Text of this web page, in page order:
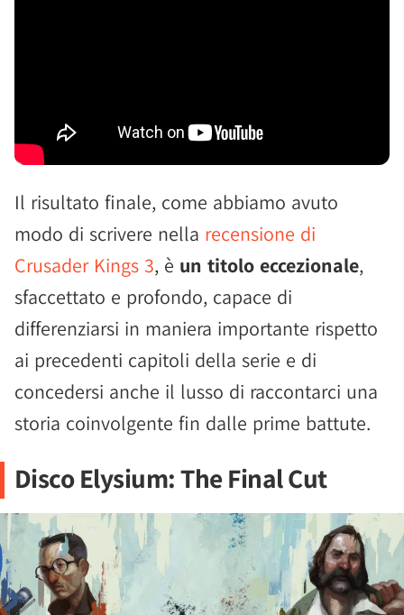
Il risultato finale, come abbiamo avuto
modo di scrivere nella recensione di
Crusader Kings 3, è un titolo eccezionale,
sfaccettato e profondo, capace di
differenziarsi in maniera importante rispetto
ai precedenti capitoli della serie e di
concedersi anche il lusso di raccontarci una
storia coinvolgente fin dalle prime battute.
Disco Elysium: The Final Cut